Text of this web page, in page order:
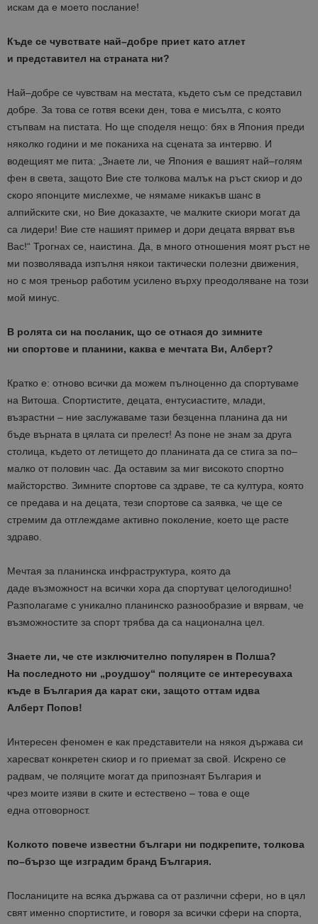
искам да е моето послание!
Къде се чувствате най–добре приет като атлет
и представител на страната ни?
Най–добре се чувствам на местата където съм се представил
добре За това се готвя всеки ден това е мисълта с която
стъпвам на пистата Но ще споделя нещо: бях в Япония преди
няколко години и ме поканиха на сцената за интервю
И
водещият ме пита: „ Знаете ли че Япония е вашият най–голям
фен в света защото Вие сте толкова малък на ръст скиор и до
скоро японците мислехме че нямаме никакъв шанс в
алпийските ски но Вие доказахте че малките скиори могат да
са лидери! Вие сте нашият пример и дори децата вярват във
Вас!“ Трогнах се наистина Да в много отношения моят ръст не
ми позволявада изпълня някои тактически полезни движения
но с моя треньор работим усилено върху преодоляване на този
мой минус
В ролята си на посланик, що се отнася до зимните
ни спортове и планини, каква е мечтата Ви, Алберт?
Кратко е: отново всички да можем пълноценно да спортуваме
на Витоша Спортистите децата ентусиастите млади
възрастни – ние заслужаваме тази безценна планина да ни
бъде върната в цялата си прелест! Аз поне не знам за друга
столица
където от летището до планината да се стига за по–
малко от половин час Да оставим за миг високото спортно
майсторство Зимните спортове са здраве те са култура
която
се предава и на децата тези спортове са заявка че ще се
стремим да отглеждаме активно поколение което ще расте
здраво
Мечтая за планинска инфраструктура която да
даде възможност на всички хора да спортуват целогодишно!
Разполагаме с уникално планинско разнообразие и вярвам
че
възможностите за спорт трябва да са национална цел
Знаете ли, че сте изключително популярен в Полша?
На последното ни „роудшоу“ поляците се интересуваха
къде в България да карат ски, защото оттам идва
Алберт Попов!
Интересен феномен е как представители на някоя държава си
харесват конкретен скиор и го приемат за свой Искрено се
радвам
че поляците могат да припознаят България и
чрез моите изяви в ските и естествено – това е още
една отговорност.
Колкото повече известни българи ни подкрепите, толкова
по–бързо ще изградим бранд България.
Посланиците на всяка държава са от различни сфери но в цял
свят именно спортистите и говоря за всички сфери на спорта